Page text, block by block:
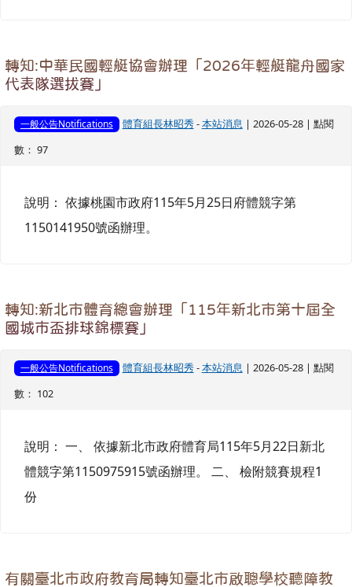
轉知:中華民國輕艇協會辦理「2026年輕艇龍舟國家
代表隊選拔賽」
一般公告Notifications 體育組長林昭秀 -本站消息 | 2026-05-28 | 點閱
數： 97
說明： 依據桃園市政府115年5月25日府體競字第
1150141950號函辦理。
轉知:新北市體育總會辦理「115年新北市第十屆全
國城市盃排球錦標賽」
一般公告Notifications 體育組長林昭秀 -本站消息 | 2026-05-28 | 點閱
數： 102
說明： 一、 依據新北市政府體育局115年5月22日新北
體競字第1150975915號函辦理。 二、 檢附競賽規程1
份
有關臺北市政府教育局轉知臺北市啟聰學校聽障教